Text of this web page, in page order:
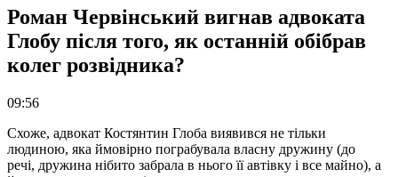
Роман Червінський вигнав адвоката
Глобу після того, як останній обібрав
колег розвідника?
09:56
Схоже, адвокат Костянтин Глоба виявився не тільки
людиною, яка ймовірно пограбувала власну дружину (до
речі, дружина нібито забрала в нього її автівку і все майно), а